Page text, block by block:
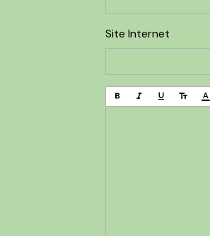
Site Internet